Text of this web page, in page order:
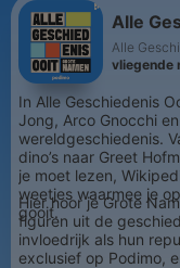
Alle
Alle
vliegende
In Alle Geschiedenis
Jong, Arco Gnocchi
wereldgeschiedenis.
dino’s naar Greet
je moet lezen,
weetjes waarmee je
gooit.
Hier hoor je Grote
figuren uit de
invloedrijk als hun
exclusief op Podimo,